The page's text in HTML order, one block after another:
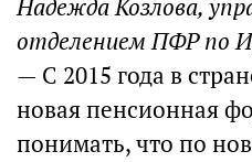
Надежда Козлова,
отделением ПФР по
— С 2015 года в
новая пенсионная
понимать, что по